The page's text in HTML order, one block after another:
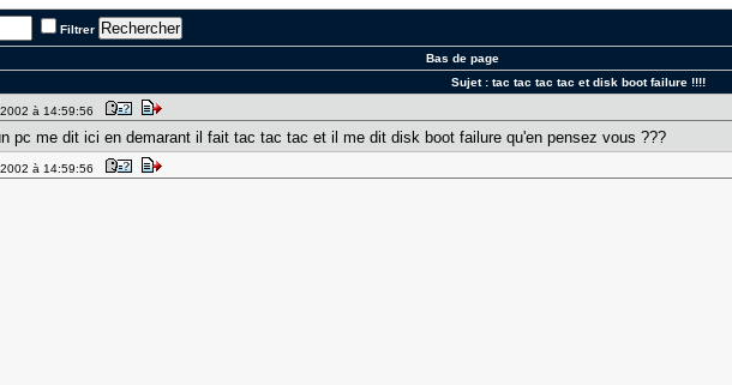
Filtrer
Bas de page
Sujet : tac tac tac tac et disk boot failure !!!!
à 14:59:56
pc me dit ici en demarant il fait tac tac tac et il me dit disk boot failure qu'en pensez vous ???
à 14:59:56